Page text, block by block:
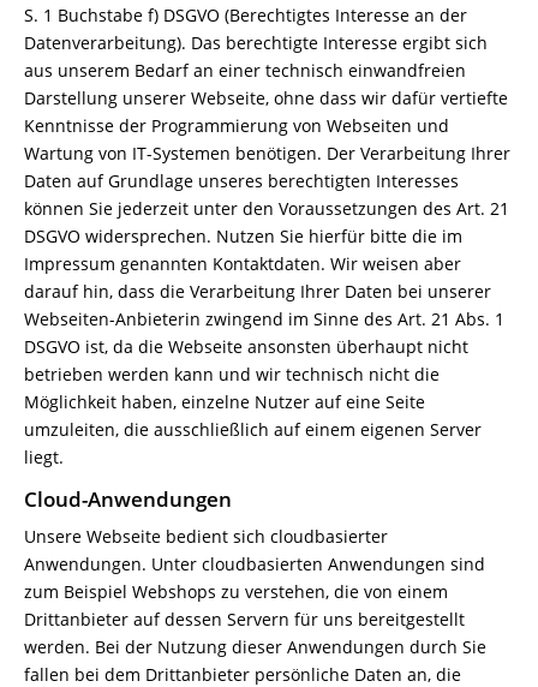
S. 1 Buchstabe f) DSGVO (Berechtigtes Interesse an der
Datenverarbeitung). Das berechtigte Interesse ergibt sich
aus unserem Bedarf an einer technisch einwandfreien
Darstellung unserer Webseite, ohne dass wir dafür vertiefte
Kenntnisse der Programmierung von Webseiten und
Wartung von IT-Systemen benötigen. Der Verarbeitung Ihrer
Daten auf Grundlage unseres berechtigten Interesses
können Sie jederzeit unter den Voraussetzungen des Art. 21
DSGVO widersprechen. Nutzen Sie hierfür bitte die im
Impressum genannten Kontaktdaten. Wir weisen aber
darauf hin, dass die Verarbeitung Ihrer Daten bei unserer
Webseiten-Anbieterin zwingend im Sinne des Art. 21 Abs. 1
DSGVO ist, da die Webseite ansonsten überhaupt nicht
betrieben werden kann und wir technisch nicht die
Möglichkeit haben, einzelne Nutzer auf eine Seite
umzuleiten, die ausschließlich auf einem eigenen Server
liegt.
Cloud-Anwendungen
Unsere Webseite bedient sich cloudbasierter
Anwendungen. Unter cloudbasierten Anwendungen sind
zum Beispiel Webshops zu verstehen, die von einem
Drittanbieter auf dessen Servern für uns bereitgestellt
werden. Bei der Nutzung dieser Anwendungen durch Sie
fallen bei dem Drittanbieter persönliche Daten an, die